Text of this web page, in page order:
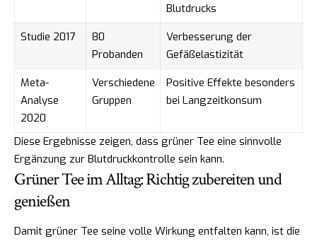
Blutdrucks
Studie 2017
80
Probanden
Verbesserung der
Gefäßelastizität
Meta-
Analyse
2020
Verschiedene
Gruppen
Positive Effekte besonders
bei Langzeitkonsum
Diese Ergebnisse zeigen, dass grüner Tee eine sinnvolle
Ergänzung zur Blutdruckkontrolle sein kann.
Grüner Tee im Alltag: Richtig zubereiten und
genießen
Damit grüner Tee seine volle Wirkung entfalten kann, ist die